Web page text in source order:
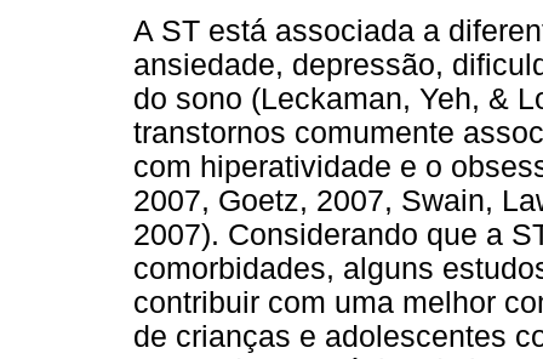
A ST está associada a
ansiedade, depressão,
do sono (Leckaman, Yeh, &
transtornos comumente
com hiperatividade e o
2007, Goetz, 2007, Swain,
2007). Considerando que a
comorbidades, alguns
contribuir com uma melhor
de crianças e adolescentes